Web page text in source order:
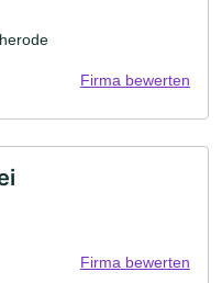
Firma bewerten
Firma bewerten